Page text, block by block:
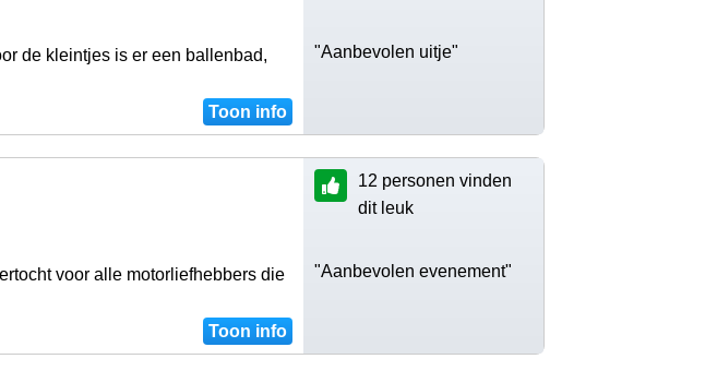
de kleintjes is er een ballenbad,
Toon info
"Aanbevolen uitje"
voor alle motorliefhebbers die
Toon info
12 personen vinden
dit leuk
"Aanbevolen evenement"